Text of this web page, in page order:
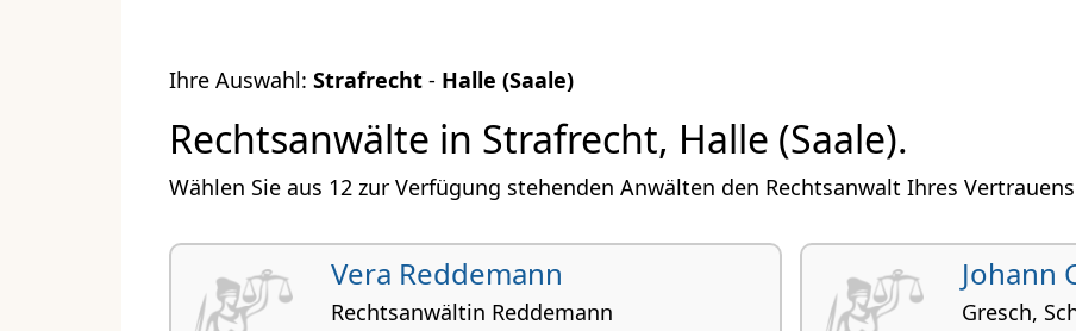
Ihre Auswahl: Strafrecht - Halle (Saale)
Rechtsanwälte in Strafrecht, Halle (Saale).
Wählen Sie aus 12 zur Verfügung stehenden Anwälten den Rechtsanwalt Ihres
Vera Reddemann
Rechtsanwältin Reddemann
Johann
Gresch,